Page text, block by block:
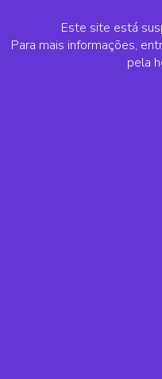
Este site está
Para mais informações,
pela